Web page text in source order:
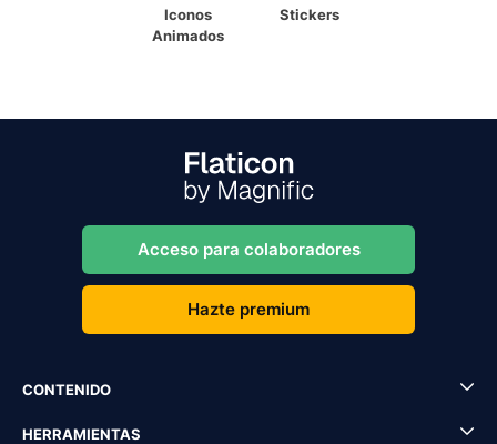
Iconos
Animados
Stickers
Acceso para colaboradores
Hazte premium
CONTENIDO
HERRAMIENTAS